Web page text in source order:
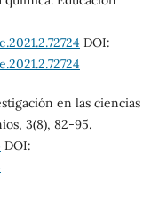
DOI:
en las ciencias
3(8), 82-95.
DOI: